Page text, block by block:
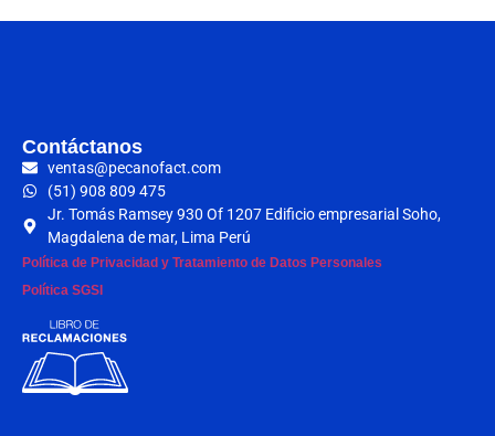
Contáctanos​
ventas@pecanofact.com
(51) 908 809 475
Jr. Tomás Ramsey 930 Of 1207 Edificio empresarial Soho,
Magdalena de mar, Lima Perú
Política de Privacidad y Tratamiento de Datos Personales
Política SGSI